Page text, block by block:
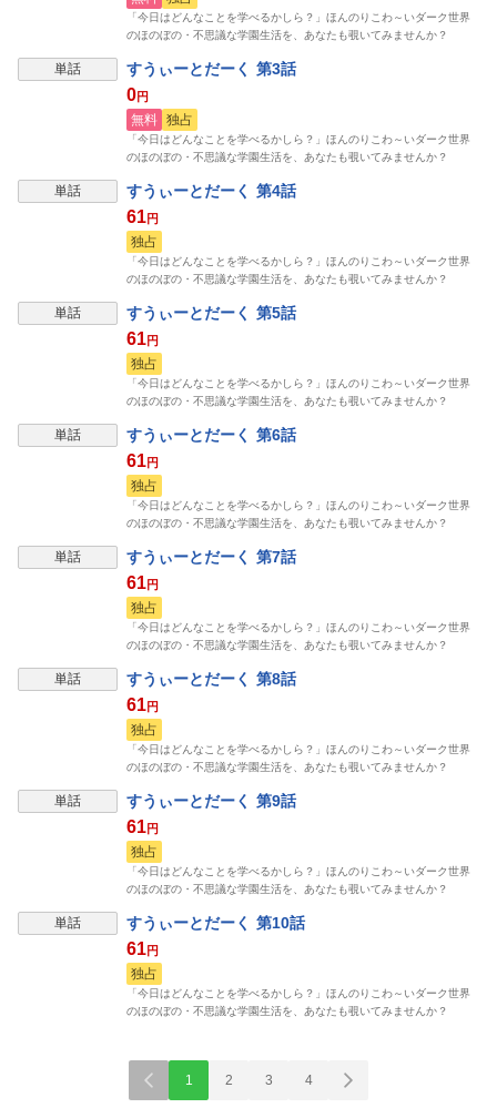
「今日はどんなことを学べるかしら？」ほんのりこわ～いダーク世界
のほのぼの・不思議な学園生活を、あなたも覗いてみませんか？
単話 すうぃーとだーく 第3話
0円
無料 独占
「今日はどんなことを学べるかしら？」ほんのりこわ～いダーク世界
のほのぼの・不思議な学園生活を、あなたも覗いてみませんか？
単話 すうぃーとだーく 第4話
61円
独占
「今日はどんなことを学べるかしら？」ほんのりこわ～いダーク世界
のほのぼの・不思議な学園生活を、あなたも覗いてみませんか？
単話 すうぃーとだーく 第5話
61円
独占
「今日はどんなことを学べるかしら？」ほんのりこわ～いダーク世界
のほのぼの・不思議な学園生活を、あなたも覗いてみませんか？
単話 すうぃーとだーく 第6話
61円
独占
「今日はどんなことを学べるかしら？」ほんのりこわ～いダーク世界
のほのぼの・不思議な学園生活を、あなたも覗いてみませんか？
単話 すうぃーとだーく 第7話
61円
独占
「今日はどんなことを学べるかしら？」ほんのりこわ～いダーク世界
のほのぼの・不思議な学園生活を、あなたも覗いてみませんか？
単話 すうぃーとだーく 第8話
61円
独占
「今日はどんなことを学べるかしら？」ほんのりこわ～いダーク世界
のほのぼの・不思議な学園生活を、あなたも覗いてみませんか？
単話 すうぃーとだーく 第9話
61円
独占
「今日はどんなことを学べるかしら？」ほんのりこわ～いダーク世界
のほのぼの・不思議な学園生活を、あなたも覗いてみませんか？
単話 すうぃーとだーく 第10話
61円
独占
「今日はどんなことを学べるかしら？」ほんのりこわ～いダーク世界
のほのぼの・不思議な学園生活を、あなたも覗いてみませんか？
1 2 3 4